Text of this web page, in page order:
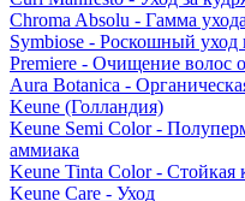
Chroma Absolu - Гамма
Symbiose - Роскошный уход
Premiere - Очищение волос
Aura Botanica -
Keune (Голландия)
Keune Semi Color -
аммиака
Keune Tinta Color - Стойкая
Keune Care - Уход